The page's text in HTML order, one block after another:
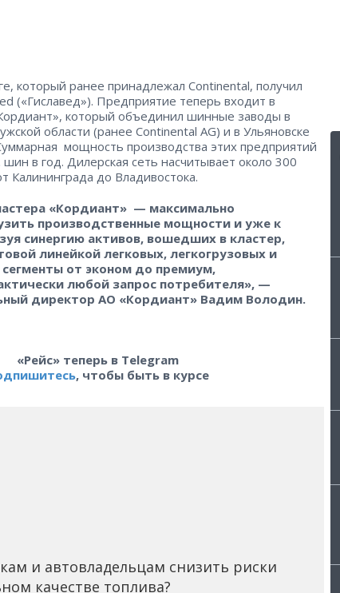
который ранее принадлежал Continental, получил
(«Гиславед»). Предприятие теперь входит в
который объединил шинные заводы в
области (ранее Continental AG) и в Ульяновске
мощность производства этих предприятий
в год. Дилерская сеть насчитывает около 300
Калининграда до Владивостока.
«Кордиант» — максимально
производственные мощности и уже к
синергию активов, вошедших в кластер,
линейкой легковых, легкогрузовых и
от эконом до премиум,
любой запрос потребителя», —
директор АО «Кордиант» Вадим Володин.
«Рейс» теперь в Telegram
, чтобы быть в курсе
и автовладельцам снизить риски
качестве топлива?